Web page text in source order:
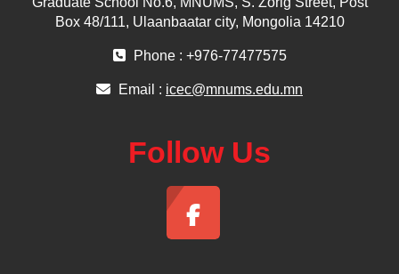
Box 48/111, Ulaanbaatar city, Mongolia 14210
Phone : +976-77477575
Email : icec@mnums.edu.mn
Follow Us